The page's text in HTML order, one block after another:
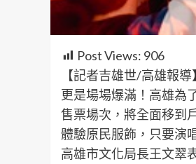
Post Views: 906
【記者吉雄世/高雄報
更是場場爆滿！高雄為
售票場次，將全面移到
體驗原民服飾，只要演
高雄市文化局長王文翠